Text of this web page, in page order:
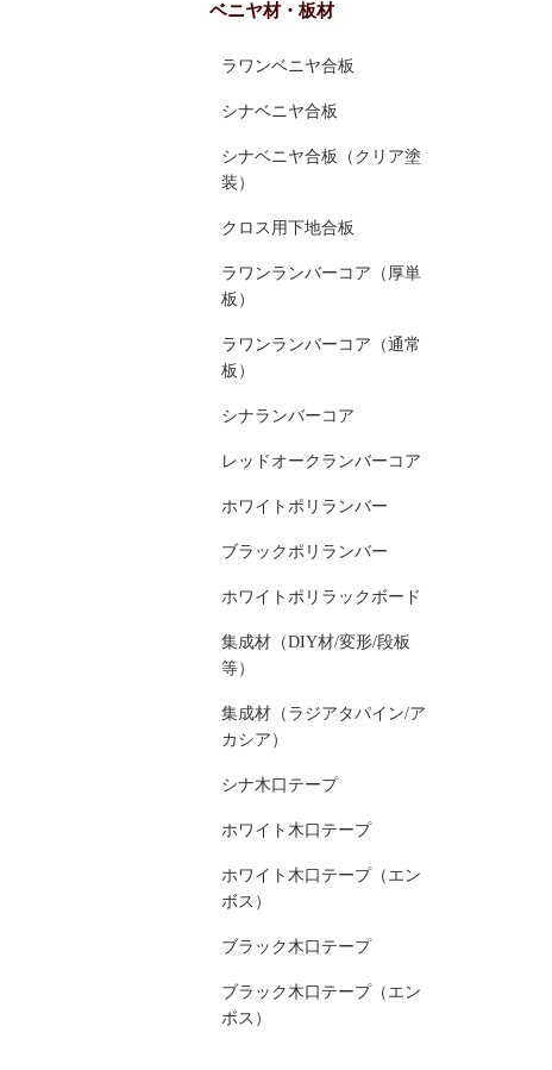
ベニヤ材・板材
ラワンベニヤ合板
シナベニヤ合板
シナベニヤ合板（クリア塗
装）
クロス用下地合板
ラワンランバーコア（厚単
板）
ラワンランバーコア（通常
板）
シナランバーコア
レッドオークランバーコア
ホワイトポリランバー
ブラックポリランバー
ホワイトポリラックボード
集成材（DIY材/変形/段板
等）
集成材（ラジアタパイン/ア
カシア）
シナ木口テープ
ホワイト木口テープ
ホワイト木口テープ（エン
ボス）
ブラック木口テープ
ブラック木口テープ（エン
ボス）